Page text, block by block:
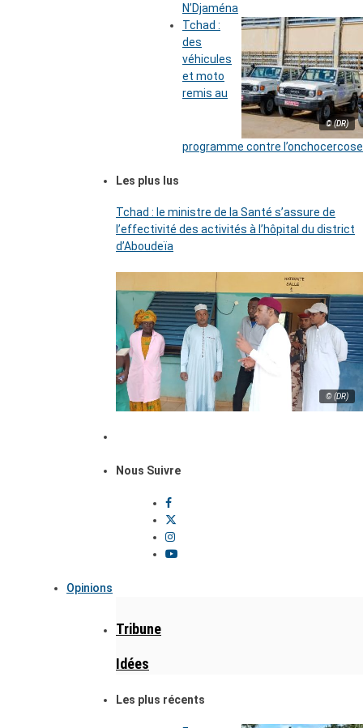
N’Djaména
© (DR)
Tchad :
des
véhicules
et moto
remis au
programme contre l’onchocercose
Les plus lus
Tchad : le ministre de la Santé s’assure de
l’effectivité des activités à l’hôpital du district
d’Aboudeïa
© (DR)
Nous Suivre
Opinions
Tribune
Idées
Les plus récents